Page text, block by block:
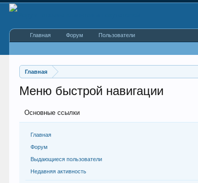
Главная
Меню быстрой навигации
Основные ссылки
Главная
Форум
Выдающиеся пользователи
Недавняя активность
Главная Форум Пользователи